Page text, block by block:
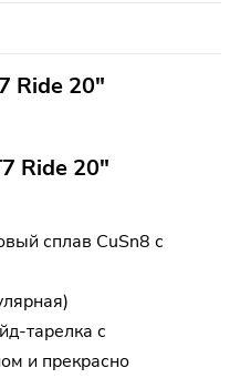
Ride 20"
Ride 20"
сплав CuSn8 с
тарелка с
и прекрасно